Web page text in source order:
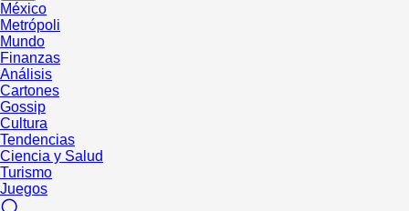
México
Metrópoli
Mundo
Finanzas
Análisis
Cartones
Gossip
Cultura
Tendencias
Ciencia y Salud
Turismo
Juegos